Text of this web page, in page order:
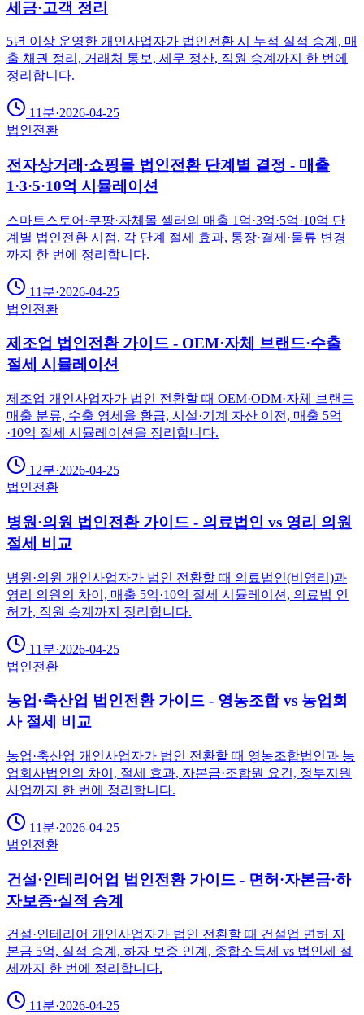
세금·고객 정리
5년 이상 운영한 개인사업자가 법인전환 시 누적 실적 승계, 매
출 채권 정리, 거래처 통보, 세무 정산, 직원 승계까지 한 번에
정리합니다.
11분·2026-04-25
법인전환
전자상거래·쇼핑몰 법인전환 단계별 결정 - 매출
1·3·5·10억 시뮬레이션
스마트스토어·쿠팡·자체몰 셀러의 매출 1억·3억·5억·10억 단
계별 법인전환 시점, 각 단계 절세 효과, 통장·결제·물류 변경
까지 한 번에 정리합니다.
11분·2026-04-25
법인전환
제조업 법인전환 가이드 - OEM·자체 브랜드·수출
절세 시뮬레이션
제조업 개인사업자가 법인 전환할 때 OEM·ODM·자체 브랜드
매출 분류, 수출 영세율 환급, 시설·기계 자산 이전, 매출 5억
·10억 절세 시뮬레이션을 정리합니다.
12분·2026-04-25
법인전환
병원·의원 법인전환 가이드 - 의료법인 vs 영리 의원
절세 비교
병원·의원 개인사업자가 법인 전환할 때 의료법인(비영리)과
영리 의원의 차이, 매출 5억·10억 절세 시뮬레이션, 의료법 인
허가, 직원 승계까지 정리합니다.
11분·2026-04-25
법인전환
농업·축산업 법인전환 가이드 - 영농조합 vs 농업회
사 절세 비교
농업·축산업 개인사업자가 법인 전환할 때 영농조합법인과 농
업회사법인의 차이, 절세 효과, 자본금·조합원 요건, 정부지원
사업까지 한 번에 정리합니다.
11분·2026-04-25
법인전환
건설·인테리어업 법인전환 가이드 - 면허·자본금·하
자보증·실적 승계
건설·인테리어 개인사업자가 법인 전환할 때 건설업 면허 자
본금 5억, 실적 승계, 하자 보증 인계, 종합소득세 vs 법인세 절
세까지 한 번에 정리합니다.
11분·2026-04-25